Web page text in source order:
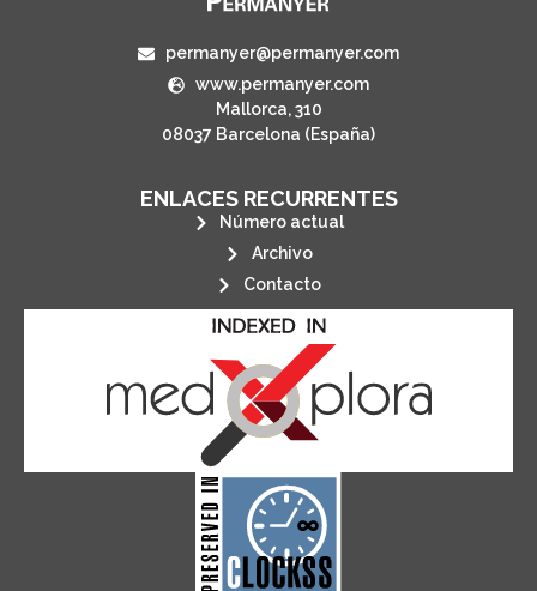
permanyer@permanyer.com
www.permanyer.com
Mallorca, 310
08037 Barcelona (España)
ENLACES RECURRENTES
Número actual
Archivo
Contacto
CLOCKSS is a dak archive that
ensures the long-term survival
of web-based scholary
publications, governed by and for
its stakeholders.